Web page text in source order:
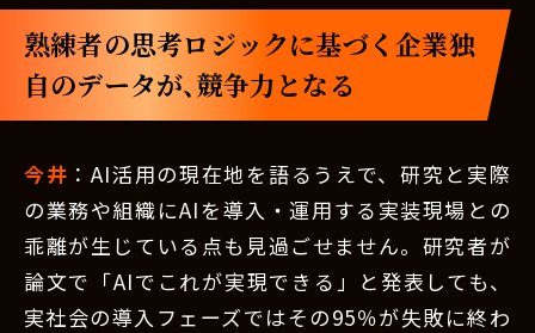
熟練者の思考ロジックに基づく企業独
自のデータが、競争力となる
今井 ：AI活用の現在地を語るうえで、研究と実際
の業務や組織にAIを導入・運用する実装現場との
乖離が生じている点も見過ごせません。研究者が
論文で「AIでこれが実現できる」と発表しても、
実社会の導入フェーズではその95％が失敗に終わ